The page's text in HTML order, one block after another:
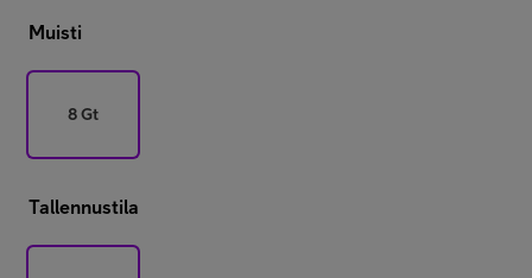
Muisti
8 Gt
Tallennustila